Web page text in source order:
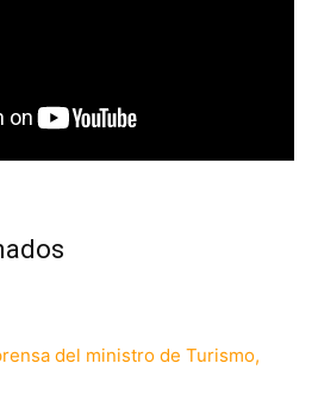
del ministro de Turismo,